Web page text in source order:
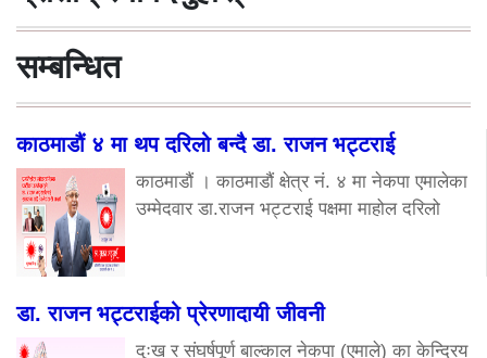
सम्बन्धित
काठमाडौं ४ मा थप दरिलो बन्दै डा. राजन भट्टराई
काठमाडौं । काठमाडौं क्षेत्र नं. ४ मा नेकपा एमालेका
उम्मेदवार डा.राजन भट्टराई पक्षमा माहोल दरिलो
डा. राजन भट्टराईको प्रेरणादायी जीवनी
दुःख र संघर्षपूर्ण बाल्काल नेकपा (एमाले) का केन्द्रिय